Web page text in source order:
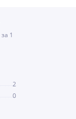
за 1
2
0